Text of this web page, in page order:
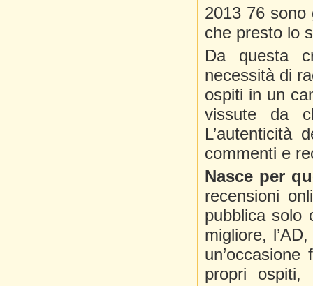
2013 76 sono
che presto lo
Da questa
necessità di
ospiti in un
vissute da
L’autenticità
commenti e
Nasce per
recensioni
pubblica solo
migliore,
propri ospiti,